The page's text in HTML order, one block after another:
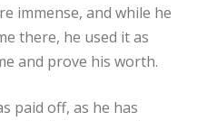
immense, and while he
there, he used it as
and prove his worth.
paid off, as he has